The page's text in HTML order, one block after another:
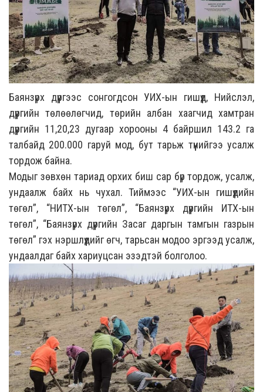
Баянзүрх дүүргээс сонгогдсон УИХ-ын гишүүд, Нийслэл,
дүүргийн төлөөлөгчид, төрийн албан хаагчид хамтран
дүүргийн 11,20,23 дугаар хорооны 4 байршил 143.2 га
талбайд 200.000 гаруй мод, бут тарьж түүнийгээ усалж
тордож байна.
Модыг зөвхөн тариад орхих биш сар бүр тордож, усалж,
ундаалж байх нь чухал. Тиймээс “УИХ-ын гишүүдийн
төгөл”, “НИТХ-ын төгөл”, “Баянзүрх дүүргийн ИТХ-ын
төгөл”, “Баянзүрх дүүргийн Засаг даргын тамгын газрын
төгөл” гэх нэршлүүдийг өгч, тарьсан модоо эргээд усалж,
ундаалдаг байх хариуцсан эзэдтэй болголоо.